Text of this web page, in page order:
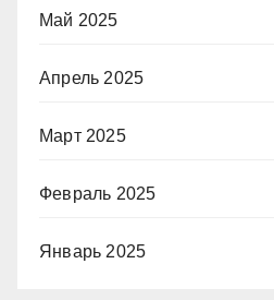
Май 2025
Апрель 2025
Март 2025
Февраль 2025
Январь 2025